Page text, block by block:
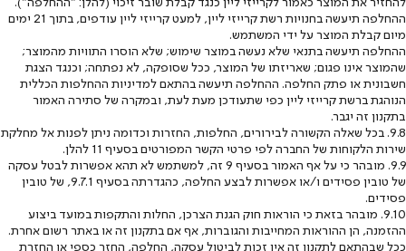
ההחלפה תיעשה בחנויות רשת קרייזי ליין, למעט קרייזי ליין עודפים, בתוך 21 ימים
מיום קבלת המוצר על ידי המשתמש.
ההחלפה תיעשה בתנאי שלא נעשה במוצר שימוש; שלא הוסרו התוויות מהמוצר;
שהמוצר אינו פגום; שאריזתו של המוצר, ככל שסופקה, לא נפתחה; וכנגד הצגת
חשבונית או פתק החלפה. ההחלפה תיעשה בהתאם למדיניות ההחלפות הכללית
הנוהגת ברשת קרייזי ליין כפי שתעודכן מעת לעת, ובמקרה של סתירה האמור
בתקנון זה יגבר.
9.8. בכל שאלה הקשורה לבירורים, החלפות, החזרות וכדומה ניתן לפנות אל מחלקת
שירות הלקוחות של החברה לפי פרטי הקשר המפורטים בסעיף ‎11 להלן.
9.9. מובהר כי על אף האמור בסעיף ‎9 זה, למשתמש לא תהא אפשרות לבטל עסקה
של טובין פסידים ו/או אפשרות לבצע החלפה, כהגדרתה בסעיף ‎9.7.1, של טובין
פסידים.
9.10. מובהר בזאת כי הוראות חוק הגנת הצרכן, החלות והתקפות במועד ביצוע
ההזמנה, הן ההוראות המחייבות והגוברות, אף אם בתקנון זה או באתר רשום אחרת.
ככל שבהתאם לתקנון זה אין זכות לביטול עסקה, החלפה, החזר כספי או החזרת